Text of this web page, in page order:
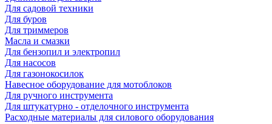
Для садовой техники
Для буров
Для триммеров
Масла и смазки
Для бензопил и электропил
Для насосов
Для газонокосилок
Навесное оборудование для мотоблоков
Для ручного инструмента
Для штукатурно - отделочного инструмента
Расходные материалы для силового оборудования